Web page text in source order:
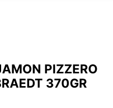
PIZZERO
370GR